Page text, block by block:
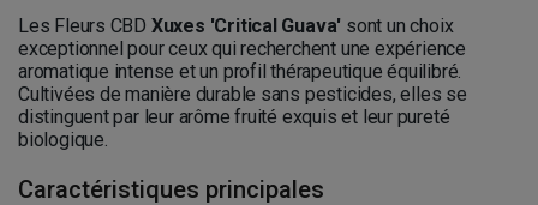
Les Fleurs CBD Xuxes 'Critical Guava' sont un choix
exceptionnel pour ceux qui recherchent une expérience
aromatique intense et un profil thérapeutique équilibré.
Cultivées de manière durable sans pesticides, elles se
distinguent par leur arôme fruité exquis et leur pureté
biologique.
Caractéristiques principales